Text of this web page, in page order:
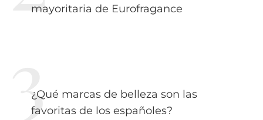
mayoritaria de Eurofragance
¿Qué marcas de belleza son las
favoritas de los españoles?